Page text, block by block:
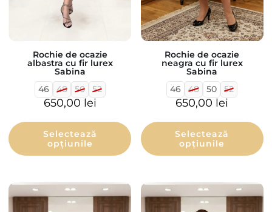
Rochie de ocazie
albastra cu fir lurex
Sabina
46
48 50 52
650,00 lei
Selectează
opțiunile
Rochie de ocazie
neagra cu fir lurex
Sabina
46
48 50 52
650,00 lei
Selectează
opțiunile